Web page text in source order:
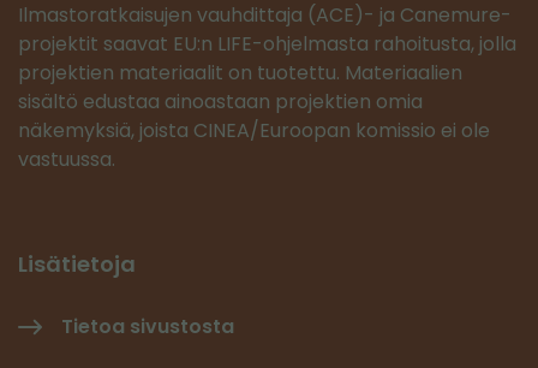
Ilmastoratkaisujen vauhdittaja (ACE)- ja Canemure-
projektit saavat EU:n LIFE-ohjelmasta rahoitusta, jolla
projektien materiaalit on tuotettu. Materiaalien
sisältö edustaa ainoastaan projektien omia
näkemyksiä, joista CINEA/Euroopan komissio ei ole
vastuussa.
Lisätietoja
Tietoa sivustosta